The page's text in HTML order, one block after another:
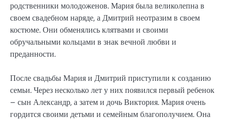
родственники молодоженов. Мария была великолепна в
своем свадебном наряде, а Дмитрий неотразим в своем
костюме. Они обменялись клятвами и своими
обручальными кольцами в знак вечной любви и
преданности.
После свадьбы Мария и Дмитрий приступили к созданию
семьи. Через несколько лет у них появился первый ребенок
– сын Александр, а затем и дочь Виктория. Мария очень
гордится своими детьми и семейным благополучием. Она